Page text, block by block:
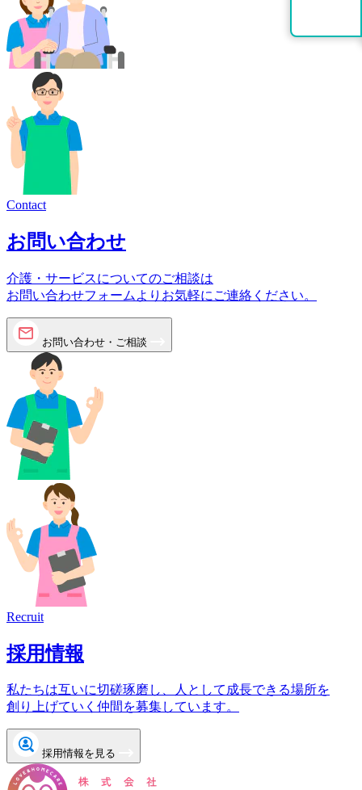
Contact
お問い合わせ
介護・サービスについてのご相談は
お問い合わせフォームよりお気軽にご連絡ください。
お問い合わせ・ご相談
Recruit
採用情報
私たちは互いに切磋琢磨し、人として成長できる場所を
創り上げていく仲間を募集しています。
採用情報を見る